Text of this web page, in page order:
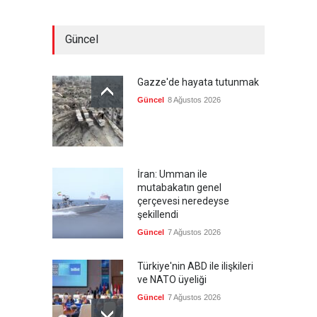
Güncel
Gazze'de hayata tutunmak
Güncel 8 Ağustos 2026
İran: Umman ile
mutabakatın genel
çerçevesi neredeyse
şekillendi
Güncel 7 Ağustos 2026
Türkiye'nin ABD ile ilişkileri
ve NATO üyeliği
Güncel 7 Ağustos 2026